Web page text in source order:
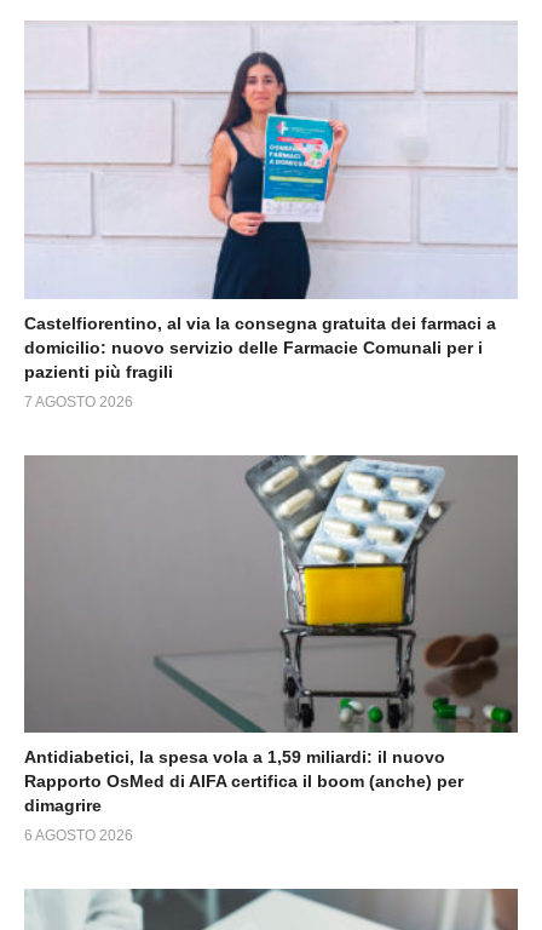
Castelfiorentino, al via la consegna gratuita dei farmaci a
domicilio: nuovo servizio delle Farmacie Comunali per i
pazienti più fragili
7 AGOSTO 2026
Antidiabetici, la spesa vola a 1,59 miliardi: il nuovo
Rapporto OsMed di AIFA certifica il boom (anche) per
dimagrire
6 AGOSTO 2026